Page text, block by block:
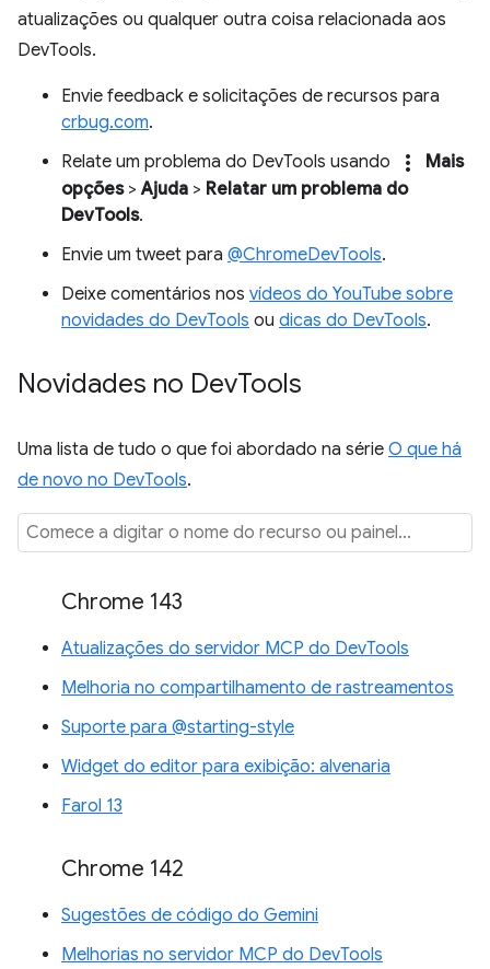
atualizações ou qualquer outra coisa relacionada aos
DevTools.
Envie feedback e solicitações de recursos para
crbug.com.
Relate um problema do DevTools usando
more_vert
Mais
opções>Ajuda > Relatar um problema do
DevTools.
Envie um tweet para @ChromeDevTools.
Deixe comentários nos vídeos do YouTube sobre
novidades do DevTools ou dicas do DevTools.
Novidades no DevTools
Uma lista de tudo o que foi abordado na série O que há
de novo no DevTools.
Chrome 143
Atualizações do servidor MCP do DevTools
Melhoria no compartilhamento de rastreamentos
Suporte para @starting-style
Widget do editor para exibição: alvenaria
Farol 13
Chrome 142
Sugestões de código do Gemini
Melhorias no servidor MCP do DevTools